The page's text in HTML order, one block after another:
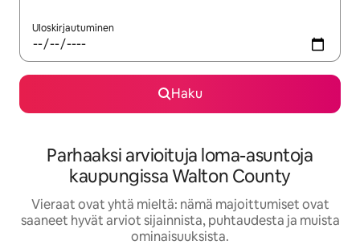
Uloskirjautuminen
Haku
Parhaaksi arvioituja loma-asuntoja
kaupungissa Walton County
Vieraat ovat yhtä mieltä: nämä majoittumiset ovat
saaneet hyvät arviot sijainnista, puhtaudesta ja muista
ominaisuuksista.